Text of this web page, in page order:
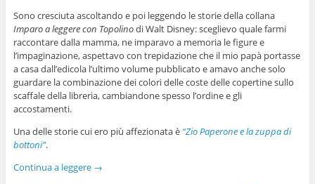
Sono cresciuta ascoltando e poi leggendo le storie della collana
Imparo a leggere con Topolinodi Walt Disney: sceglievo quale farmi
raccontare dalla mamma, ne imparavo a memoria le figure e
l’impaginazione, aspettavo con trepidazione che il mio papà portasse
a casa dall’edicola l’ultimo volume pubblicato e amavo anche solo
guardare la combinazione dei colori delle coste delle copertine sullo
scaffale della libreria, cambiandone spesso l’ordine e gli
accostamenti.
Una delle storie cui ero più affezionata è “Zio Paperone e la zuppa di
bottoni”.
Continua a leggere →